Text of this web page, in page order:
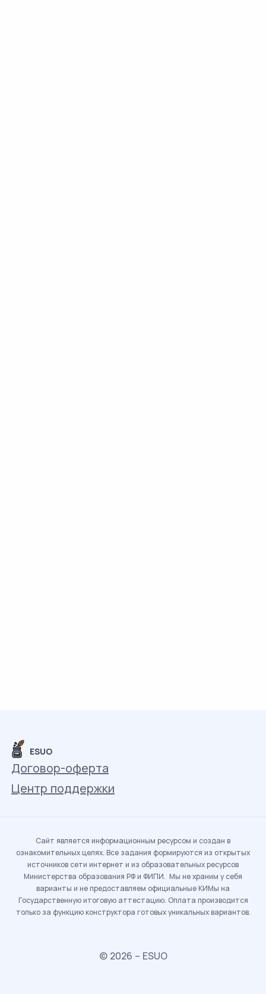
ESUO
Договор-оферта
Центр поддержки
Сайт является информационным ресурсом и создан в
ознакомительных целях. Все задания формируются из открытых
источников сети интернет и из образовательных ресурсов
Министерства образования РФ и ФИПИ. Мы не храним у себя
варианты и не предоставляем официальные КИМы на
Государственную итоговую аттестацию. Оплата производится
только за функцию конструктора готовых уникальных вариантов.
© 2026 – ESUO